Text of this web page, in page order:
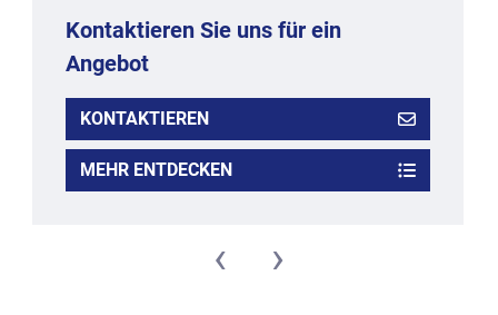
Kontaktieren Sie uns für ein
Angebot
KONTAKTIEREN
MEHR ENTDECKEN
‹ ›